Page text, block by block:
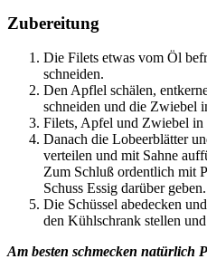
Zubereitung
Die Filets etwas vom Öl
schneiden.
Den Apflel schälen,
schneiden und die Zwiebel
Filets, Apfel und Zwiebel in
Danach die Lobeerblätter
verteilen und mit Sahne
Zum Schluß ordentlich mit
Schuss Essig darüber geben.
Die Schüssel abedecken
den Kühlschrank stellen
Am besten schmecken natürlich